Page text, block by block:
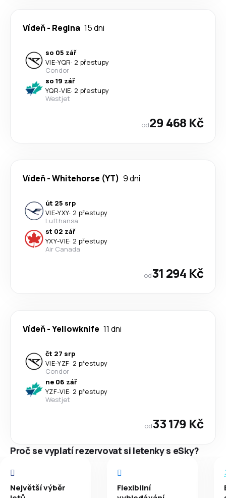
Vídeň- Regina 15 dni
so 05 zář
VIE-YQR· 2 přestupy
Condor
so 19 zář
YQR-VIE· 2 přestupy
Westjet
od29 468 Kč
Vídeň-Whitehorse (YT) 9 dni
út 25 srp
VIE-YXY· 2 přestupy
Lufthansa
st 02 zář
YXY-VIE· 2 přestupy
Air Canada
od31 294 Kč
Vídeň-Yellowknife 11 dni
čt 27 srp
VIE-YZF· 2 přestupy
Condor
ne 06 zář
YZF-VIE· 2 přestupy
Westjet
od33 179 Kč
Proč se vyplatí rezervovat si letenky s eSky?
Největší výběr
Flexibilní